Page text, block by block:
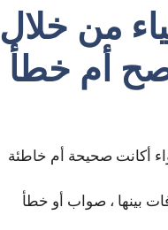
من خلال
صح أم خطأ
أكانت صحيحة أم خاطئة
بينها ، صواب أو خطأ